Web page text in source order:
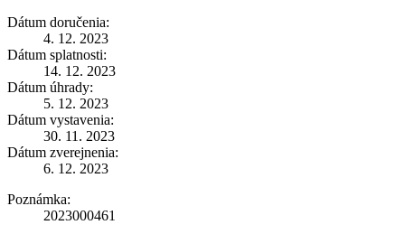
Dátum doručenia:
4. 12. 2023
Dátum splatnosti:
14. 12. 2023
Dátum úhrady:
5. 12. 2023
Dátum vystavenia:
30. 11. 2023
Dátum zverejnenia:
6. 12. 2023
Poznámka:
2023000461